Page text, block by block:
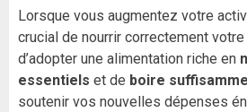
Lorsque vous augmentez votre
crucial de nourrir correctement
d’adopter une alimentation riche en
essentiels et de boire
soutenir vos nouvelles dépenses